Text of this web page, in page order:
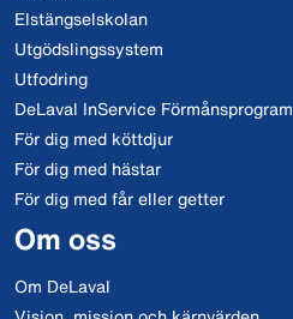
Elstängselskolan
Utgödslingssystem
Utfodring
DeLaval InService Förmånsprogram
För dig med köttdjur
För dig med hästar
För dig med får eller getter
Om oss
Om DeLaval